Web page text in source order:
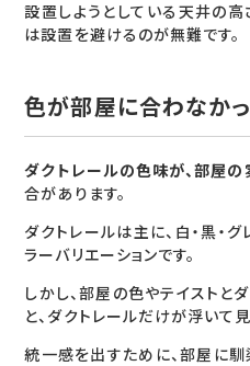
設置しようとしている天井の
は設置を避けるのが無難です。
色が部屋に合わなか
ダクトレールの色味が、部屋
合があります。
ダクトレールは主に、白・黒・
ラーバリエーションです。
しかし、部屋の色やテイストと
と、ダクトレールだけが浮いて見
統一感を出すために、部屋に